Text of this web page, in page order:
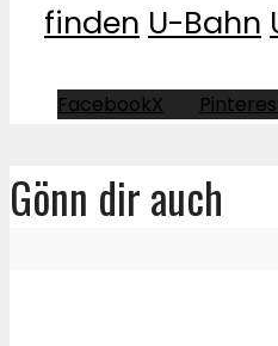
finden U-Bahn
FacebookX
Gönn dir auch